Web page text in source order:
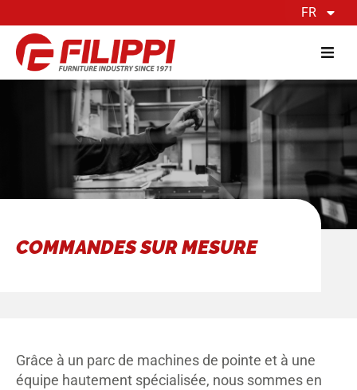
FR
COMMANDES SUR MESURE
Grâce à un parc de machines de pointe et à une
équipe hautement spécialisée, nous sommes en